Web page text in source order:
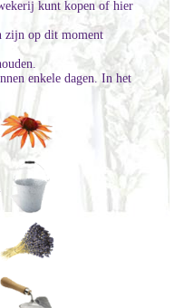
kunt kopen of hier
zijn op dit moment
enkele dagen. In het